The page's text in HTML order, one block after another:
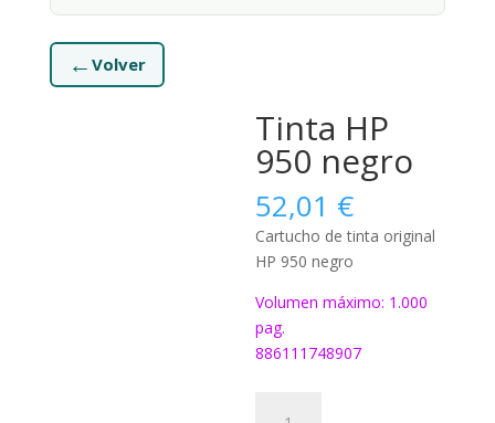
← Volver
Tinta HP
950 negro
52,01 €
Cartucho de tinta original
HP 950 negro
Volumen máximo: 1.000
pag.
886111748907